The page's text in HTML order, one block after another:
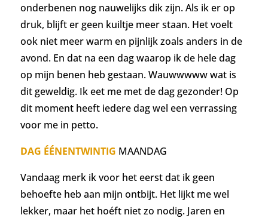
onderbenen nog nauwelijks dik zijn.Als ik er op
druk, blijft er geen kuiltje meer staan. Het voelt
ook niet meer warm en pijnlijk zoals anders in de
avond. En dat na een dag waarop ik de hele dag
op mijn benen heb gestaan. Wauwwwww wat is
dit geweldig. Ik eet me met de dag gezonder! Op
dit moment heeft iedere dag wel een verrassing
voor me in petto.
DAG ÉÉNENTWINTIG MAANDAG
Vandaag merk ik voor het eerst dat ik geen
behoefte heb aan mijn ontbijt. Het lijkt me wel
lekker, maar het hoéft niet zo nodig. Jaren en